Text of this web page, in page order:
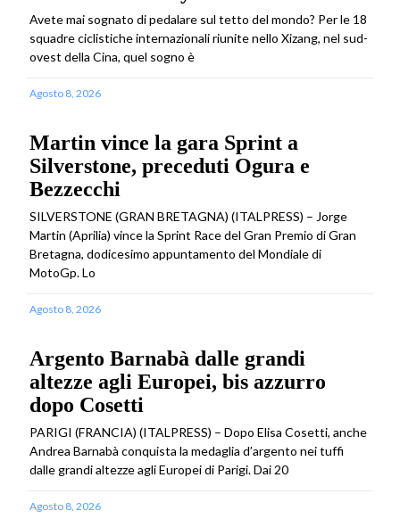
Avete mai sognato di pedalare sul tetto del mondo? Per le 18
squadre ciclistiche internazionali riunite nello Xizang, nel sud-
ovest della Cina, quel sogno è
Agosto 8, 2026
Martin vince la gara Sprint a
Silverstone, preceduti Ogura e
Bezzecchi
SILVERSTONE (GRAN BRETAGNA) (ITALPRESS) – Jorge
Martin (Aprilia) vince la Sprint Race del Gran Premio di Gran
Bretagna, dodicesimo appuntamento del Mondiale di
MotoGp. Lo
Agosto 8, 2026
Argento Barnabà dalle grandi
altezze agli Europei, bis azzurro
dopo Cosetti
PARIGI (FRANCIA) (ITALPRESS) – Dopo Elisa Cosetti, anche
Andrea Barnabà conquista la medaglia d’argento nei tuffi
dalle grandi altezze agli Europei di Parigi. Dai 20
Agosto 8, 2026